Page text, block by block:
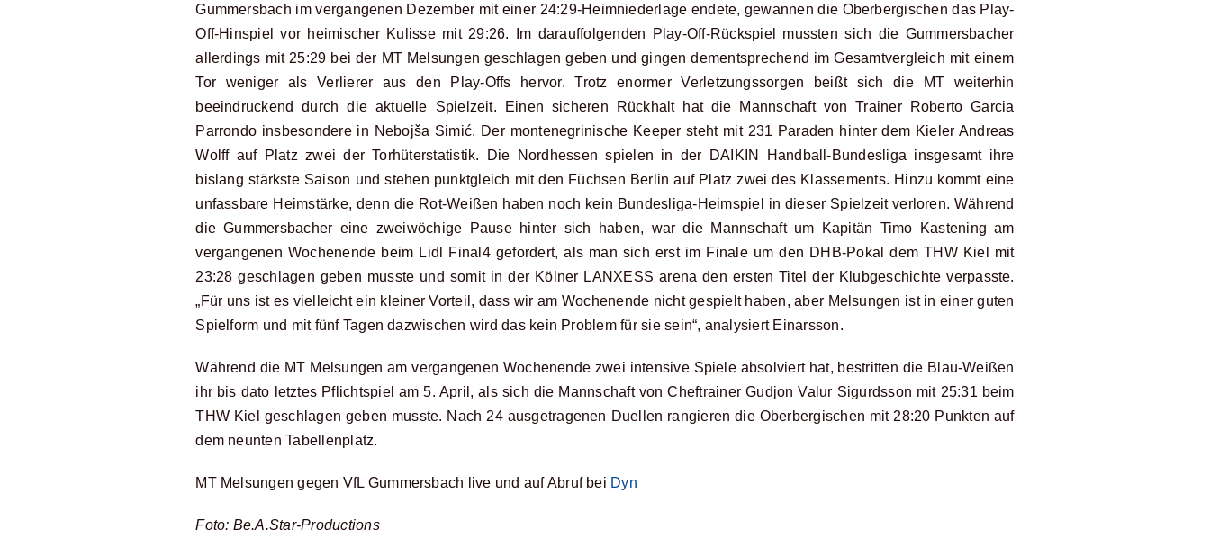
Gummersbach im vergangenen Dezember mit einer 24:29-Heimniederlage endete, gewannen die Oberbergischen das Play-
Off-Hinspiel vor heimischer Kulisse mit 29:26. Im darauffolgenden Play-Off-Rückspiel mussten sich die Gummersbacher
allerdings mit 25:29 bei der MT Melsungen geschlagen geben und gingen dementsprechend im Gesamtvergleich mit einem
Tor weniger als Verlierer aus den Play-Offs hervor. Trotz enormer Verletzungssorgen beißt sich die MT weiterhin
beeindruckend durch die aktuelle Spielzeit. Einen sicheren Rückhalt hat die Mannschaft von Trainer Roberto Garcia
Parrondo insbesondere in Nebojša Simić. Der montenegrinische Keeper steht mit 231 Paraden hinter dem Kieler Andreas
Wolff auf Platz zwei der Torhüterstatistik. Die Nordhessen spielen in der DAIKIN Handball-Bundesliga insgesamt ihre
bislang stärkste Saison und stehen punktgleich mit den Füchsen Berlin auf Platz zwei des Klassements. Hinzu kommt eine
unfassbare Heimstärke, denn die Rot-Weißen haben noch kein Bundesliga-Heimspiel in dieser Spielzeit verloren. Während
die Gummersbacher eine zweiwöchige Pause hinter sich haben, war die Mannschaft um Kapitän Timo Kastening am
vergangenen Wochenende beim Lidl Final4 gefordert, als man sich erst im Finale um den DHB-Pokal dem THW Kiel mit
23:28 geschlagen geben musste und somit in der Kölner LANXESS arena den ersten Titel der Klubgeschichte verpasste.
„Für uns ist es vielleicht ein kleiner Vorteil, dass wir am Wochenende nicht gespielt haben, aber Melsungen ist in einer guten
Spielform und mit fünf Tagen dazwischen wird das kein Problem für sie sein“, analysiert Einarsson.
Während die MT Melsungen am vergangenen Wochenende zwei intensive Spiele absolviert hat, bestritten die Blau-Weißen
ihr bis dato letztes Pflichtspiel am 5. April, als sich die Mannschaft von Cheftrainer Gudjon Valur Sigurdsson mit 25:31 beim
THW Kiel geschlagen geben musste. Nach 24 ausgetragenen Duellen rangieren die Oberbergischen mit 28:20 Punkten auf
dem neunten Tabellenplatz.
MT Melsungen gegen VfL Gummersbach live und auf Abruf bei Dyn
Foto: Be.A.Star-Productions